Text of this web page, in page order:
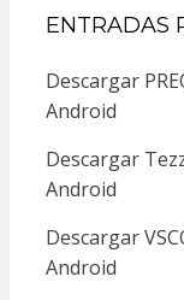
ENTRADAS
Descargar
Android
Descargar
Android
Descargar
Android